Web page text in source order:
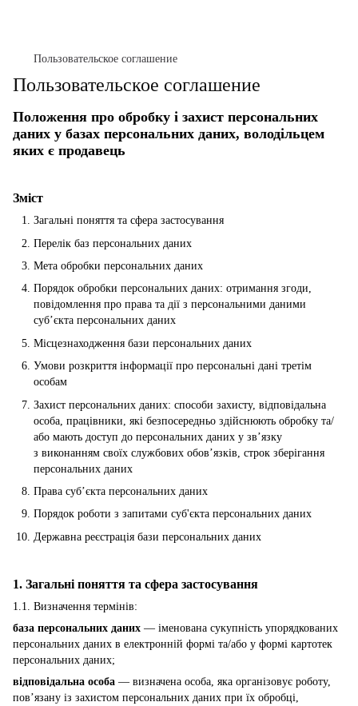
Пользовательское соглашение
Пользовательское соглашение
Положення про обробку і захист персональних
даних у базах персональних даних, володільцем
яких є продавець
Зміст
Загальні поняття та сфера застосування
Перелік баз персональних даних
Мета обробки персональних даних
Порядок обробки персональних даних: отримання згоди,
повідомлення про права та дії з персональними даними
суб’єкта персональних даних
Місцезнаходження бази персональних даних
Умови розкриття інформації про персональні дані третім
особам
Захист персональних даних: способи захисту, відповідальна
особа, працівники, які безпосередньо здійснюють обробку та/
або мають доступ до персональних даних у зв’язку
з виконанням своїх службових обов’язків, строк зберігання
персональних даних
Права суб’єкта персональних даних
Порядок роботи з запитами суб'єкта персональних даних
Державна реєстрація бази персональних даних
1. Загальні поняття та сфера застосування
1.1. Визначення термінів:
база персональних даних — іменована сукупність упорядкованих
персональних даних в електронній формі та/або у формі картотек
персональних даних;
відповідальна особа — визначена особа, яка організовує роботу,
пов’язану із захистом персональних даних при їх обробці,